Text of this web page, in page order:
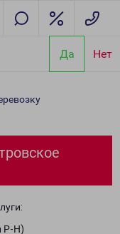
Да Нет
Р-Н)